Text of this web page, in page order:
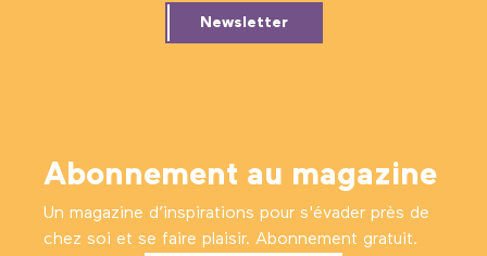
Newsletter
Abonnement au magazine
Un magazine d’inspirations pour s'évader près de
chez soi et se faire plaisir. Abonnement gratuit.